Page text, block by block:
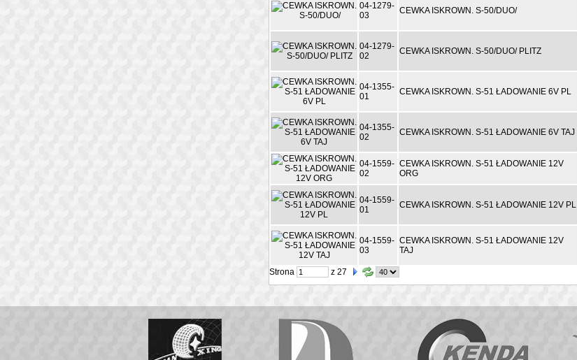
04-1279-
03
CEWKA ISKROWN. S-50/DUO/
04-1279-
02
CEWKA ISKROWN. S-50/DUO/ PLITZ
04-1355-
01
CEWKA ISKROWN. S-51 ŁADOWANIE 6V PL
04-1355-
02
CEWKA ISKROWN. S-51 ŁADOWANIE 6V TAJ
04-1559-
02
CEWKA ISKROWN. S-51 ŁADOWANIE 12V
ORG
04-1559-
01
CEWKA ISKROWN. S-51 ŁADOWANIE 12V PL
04-1559-
03
CEWKA ISKROWN. S-51 ŁADOWANIE 12V
TAJ
Strona z 27